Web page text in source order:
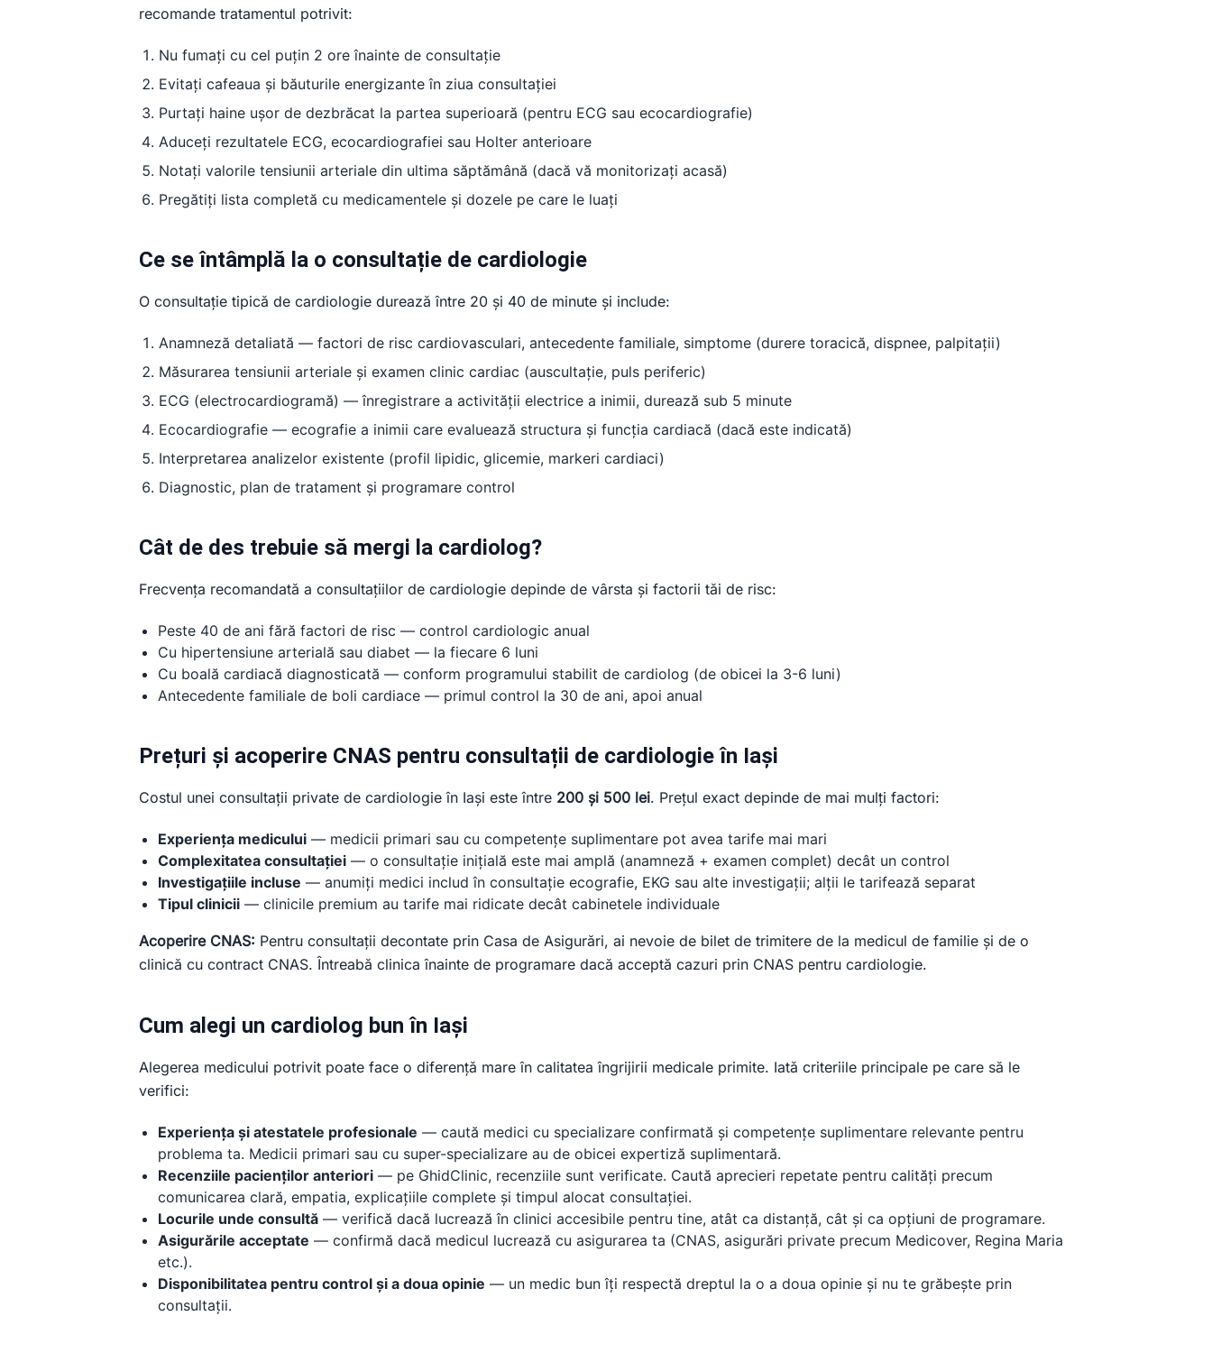
recomande tratamentul potrivit:
Nu fumați cu cel puțin 2 ore înainte de consultație
Evitați cafeaua și băuturile energizante în ziua consultației
Purtați haine ușor de dezbrăcat la partea superioară (pentru ECG sau ecocardiografie)
Aduceți rezultatele ECG, ecocardiografiei sau Holter anterioare
Notați valorile tensiunii arteriale din ultima săptămână (dacă vă monitorizați acasă)
Pregătiți lista completă cu medicamentele și dozele pe care le luați
Ce se întâmplă la o consultație de cardiologie
O consultație tipică de cardiologie durează între 20 și 40 de minute și include:
Anamneză detaliată — factori de risc cardiovasculari, antecedente familiale, simptome (durere toracică, dispnee, palpitații)
Măsurarea tensiunii arteriale și examen clinic cardiac (auscultație, puls periferic)
ECG (electrocardiogramă) — înregistrare a activității electrice a inimii, durează sub 5 minute
Ecocardiografie — ecografie a inimii care evaluează structura și funcția cardiacă (dacă este indicată)
Interpretarea analizelor existente (profil lipidic, glicemie, markeri cardiaci)
Diagnostic, plan de tratament și programare control
Cât de des trebuie să mergi la cardiolog?
Frecvența recomandată a consultațiilor de cardiologie depinde de vârsta și factorii tăi de risc:
Peste 40 de ani fără factori de risc — control cardiologic anual
Cu hipertensiune arterială sau diabet — la fiecare 6 luni
Cu boală cardiacă diagnosticată — conform programului stabilit de cardiolog (de obicei la 3-6 luni)
Antecedente familiale de boli cardiace — primul control la 30 de ani, apoi anual
Prețuri și acoperire CNAS pentru consultații de cardiologie în Iași
Costul unei consultații private de cardiologie în Iași este între 200 și 500 lei. Prețul exact depinde de mai mulți factori:
Experiența medicului — medicii primari sau cu competențe suplimentare pot avea tarife mai mari
Complexitatea consultației — o consultație inițială este mai amplă (anamneză + examen complet) decât un control
Investigațiile incluse — anumiți medici includ în consultație ecografie, EKG sau alte investigații; alții le tarifează separat
Tipul clinicii — clinicile premium au tarife mai ridicate decât cabinetele individuale
Acoperire CNAS: Pentru consultații decontate prin Casa de Asigurări, ai nevoie de bilet de trimitere de la medicul de familie și de o
clinică cu contract CNAS. Întreabă clinica înainte de programare dacă acceptă cazuri prin CNAS pentru cardiologie.
Cum alegi un cardiolog bun în Iași
Alegerea medicului potrivit poate face o diferență mare în calitatea îngrijirii medicale primite. Iată criteriile principale pe care să le
verifici:
Experiența și atestatele profesionale — caută medici cu specializare confirmată și competențe suplimentare relevante pentru
problema ta. Medicii primari sau cu super-specializare au de obicei expertiză suplimentară.
Recenziile pacienților anteriori — pe GhidClinic, recenziile sunt verificate. Caută aprecieri repetate pentru calități precum
comunicarea clară, empatia, explicațiile complete și timpul alocat consultației.
Locurile unde consultă — verifică dacă lucrează în clinici accesibile pentru tine, atât ca distanță, cât și ca opțiuni de programare.
Asigurările acceptate — confirmă dacă medicul lucrează cu asigurarea ta (CNAS, asigurări private precum Medicover, Regina Maria
etc.).
Disponibilitatea pentru control și a doua opinie — un medic bun îți respectă dreptul la o a doua opinie și nu te grăbește prin
consultații.